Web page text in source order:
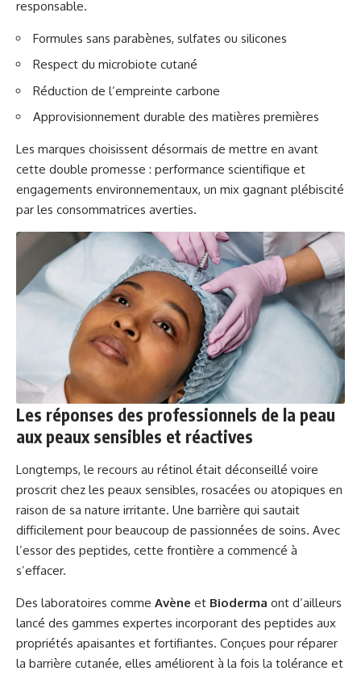
responsable.
Formules sans parabènes, sulfates ou silicones
Respect du microbiote cutané
Réduction de l’empreinte carbone
Approvisionnement durable des matières premières
Les marques choisissent désormais de mettre en avant
cette double promesse : performance scientifique et
engagements environnementaux, un mix gagnant plébiscité
par les consommatrices averties.
Les réponses des professionnels de la peau
aux peaux sensibles et réactives
Longtemps, le recours au rétinol était déconseillé voire
proscrit chez les peaux sensibles, rosacées ou atopiques en
raison de sa nature irritante. Une barrière qui sautait
difficilement pour beaucoup de passionnées de soins. Avec
l’essor des peptides, cette frontière a commencé à
s’effacer.
Des laboratoires comme Avène et Bioderma ont d’ailleurs
lancé des gammes expertes incorporant des peptides aux
propriétés apaisantes et fortifiantes. Conçues pour réparer
la barrière cutanée, elles améliorent à la fois la tolérance et